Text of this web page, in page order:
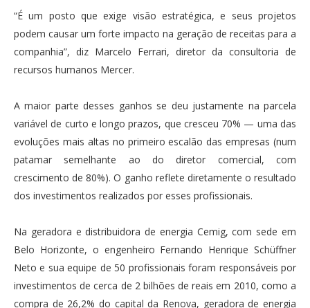
“É um posto que exige visão estratégica, e seus projetos
podem causar um forte impacto na geração de receitas para a
companhia”, diz Marcelo Ferrari, diretor da consultoria de
recursos humanos Mercer.
A maior parte desses ganhos se deu justamente na parcela
variável de curto e longo prazos, que cresceu 70% — uma das
evoluções mais altas no primeiro escalão das empresas (num
patamar semelhante ao do diretor comercial, com
crescimento de 80%). O ganho reflete diretamente o resultado
dos investimentos realizados por esses profissionais.
Na geradora e distribuidora de energia Cemig, com sede em
Belo Horizonte, o engenheiro Fernando Henrique Schüffner
Neto e sua equipe de 50 profissionais foram responsáveis por
investimentos de cerca de 2 bilhões de reais em 2010, como a
compra de 26,2% do capital da Renova, geradora de energia